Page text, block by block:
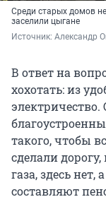
Среди старых домов
заселили цыгане
Источник: Александр
В ответ на
хохотать: из
такого, чтобы
сделали
газа, здесь
составляют